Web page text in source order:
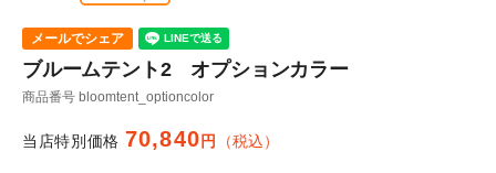
ブルームテント2 オプションカラー
商品番号 bloomtent_optioncolor
当店特別価格 70,840 税込
メールでシェア